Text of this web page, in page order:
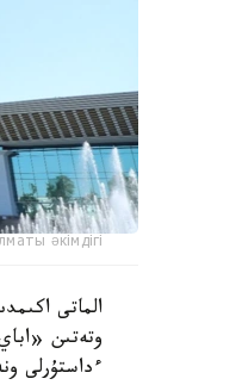
әкімдігі
ءداستۇرلى